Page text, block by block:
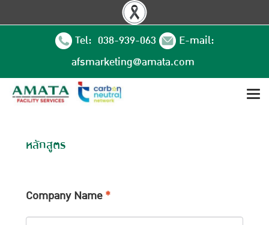
Tel: 038-939-063
E-mail:
afsmarketing@amata.com
หลักสูตร
Company Name *